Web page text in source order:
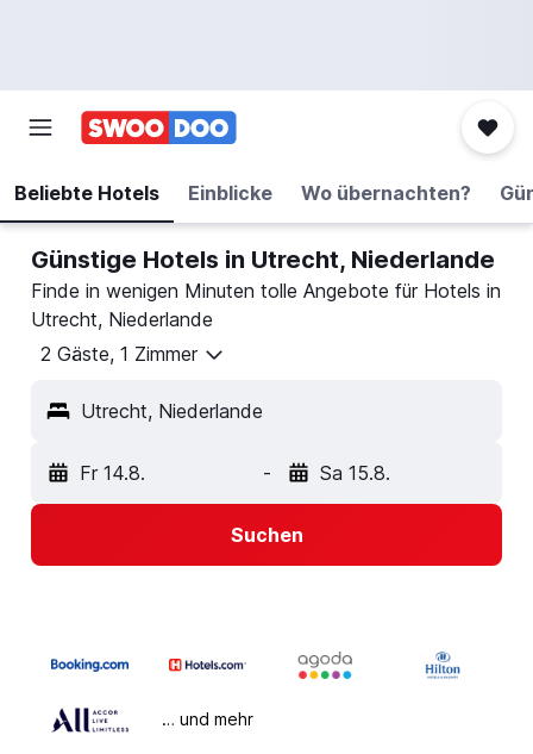
Beliebte Hotels Einblicke Wo übernachten?
Günstige Hotels in Utrecht, Niederlande
Finde in wenigen Minuten tolle Angebote für Hotels in
Utrecht, Niederlande
2 Gäste, 1 Zimmer
Utrecht, Niederlande
Fr 14.8. - Sa 15.8.
Suchen
… und mehr